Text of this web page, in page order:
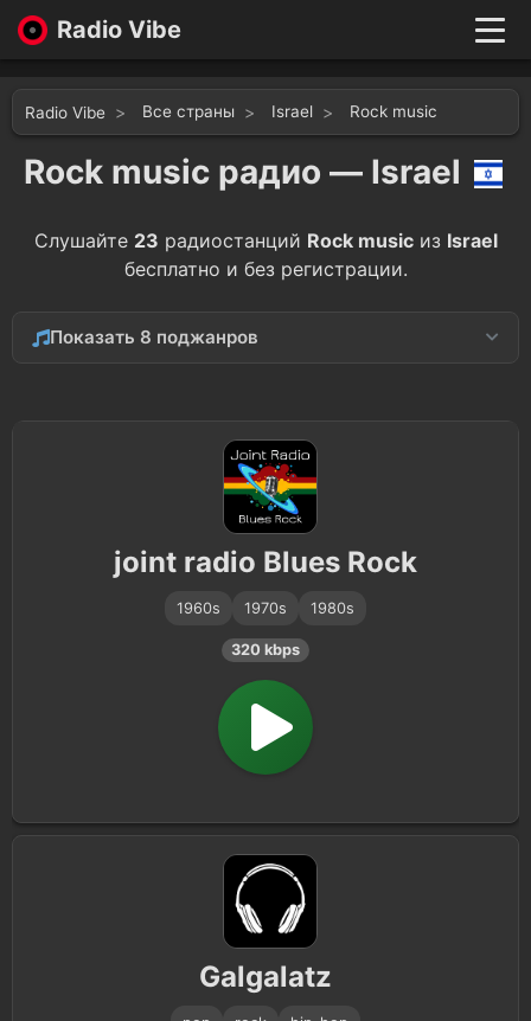
Radio Vibe
New
Genres
Likes
Top 100
Radio Vibe Все страны Israel Rock music
Rock music радио — Israel
Слушайте 23 радиостанций Rock musicиз Israel
бесплатно и без регистрации.
Показать 8 поджанров
joint radio Blues Rock
1960s 1970s 1980s
320 kbps
Galgalatz